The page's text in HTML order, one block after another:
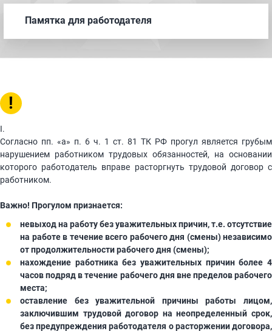
Памятка для работодателя
!
I.
Согласно пп. «а» п. 6 ч. 1 ст. 81 ТК РФ прогул является грубым
нарушением работником трудовых обязанностей, на основании
которого работодатель вправе расторгнуть трудовой договор с
работником.
Важно! Прогулом признается:
­невыход на работу без уважительных причин, т.е. отсутствие
на работе в течение всего рабочего дня (смены) независимо
от продолжительности рабочего дня (смены);
­нахождение работника без уважительных причин более 4
часов подряд в течение рабочего дня вне пределов рабочего
места;
оставление без уважительной причины работы лицом,
заключившим трудовой договор на неопределенный срок,
без предупреждения работодателя о расторжении договора,